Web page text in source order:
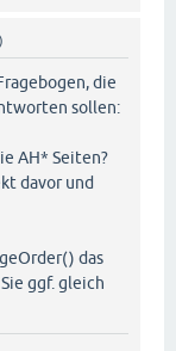
die
sollen:
AH* Seiten?
davor und
das
ggf. gleich